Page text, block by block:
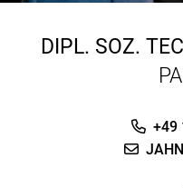
DIPL. SOZ.
+49